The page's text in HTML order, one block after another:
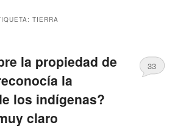
TIERRA
la propiedad de
la
los indígenas?
claro
33